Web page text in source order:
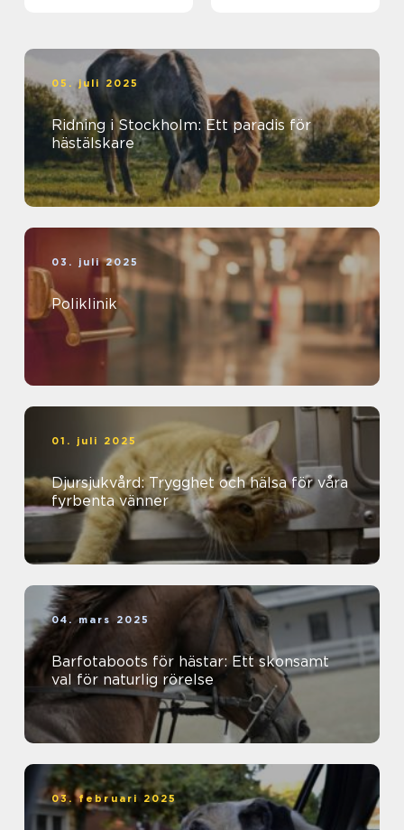
05. juli 2025
Ridning i Stockholm: Ett paradis för
hästälskare
03. juli 2025
Poliklinik
01. juli 2025
Djursjukvård: Trygghet och hälsa för våra
fyrbenta vänner
04. mars 2025
Barfotaboots för hästar: Ett skonsamt
val för naturlig rörelse
03. februari 2025